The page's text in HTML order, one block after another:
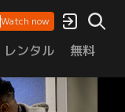
Watch now
レンタル 無料